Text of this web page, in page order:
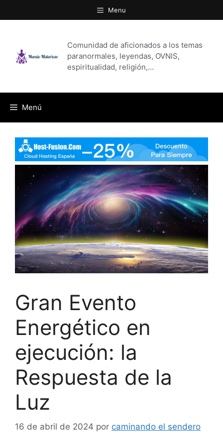
al
Menu
Comunidad de aficionados a los temas
paranormales, leyendas, OVNIS,
espiritualidad, religión,…
Menú
Gran Evento
Energético en
ejecución: la
Respuesta de la
Luz
16 de abril de 2024 por caminando el sendero